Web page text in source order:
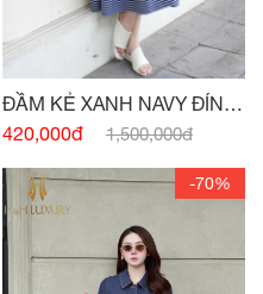
ĐẦM KẺ XANH NAVY ĐÍNH
CÚC
420,000đ 1,500,000đ
-70%